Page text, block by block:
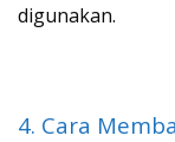
digunakan.
4. Cara